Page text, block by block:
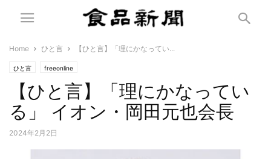
Home ひと言 【ひと言】「理にかなってい...
ひと言 freeonline
【ひと言】「理にかなってい
る」 イオン・岡田元也会長
2024年2月2日